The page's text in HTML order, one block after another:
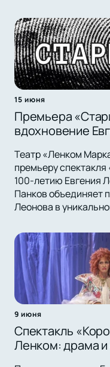
15 июня
Премьера
вдохновение
Театр «Ленком
премьеру
100-летию Евгения
Панков объединяет
Леонова в
9 июня
Спектакль
Ленком: драма